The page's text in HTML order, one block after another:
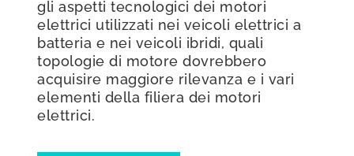
gli aspetti tecnologici dei motori
elettrici utilizzati nei veicoli elettrici a
batteria e nei veicoli ibridi, quali
topologie di motore dovrebbero
acquisire maggiore rilevanza e i vari
elementi della filiera dei motori
elettrici.